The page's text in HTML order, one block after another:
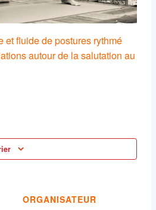
et fluide de postures rythmé
autour de la salutation au
ORGANISATEUR